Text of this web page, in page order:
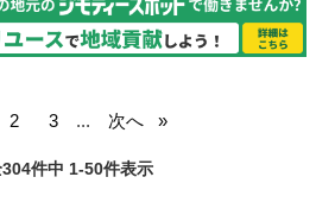
2 3 ... 次へ
件中 1-50件表示